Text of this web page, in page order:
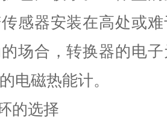
感器安装在高处或
场合，转换器的电
电磁热能计。
的选择